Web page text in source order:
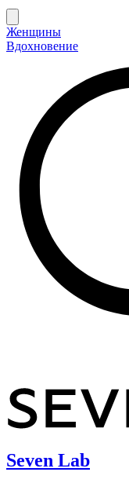
Женщины
Вдохновение
Seven Lab